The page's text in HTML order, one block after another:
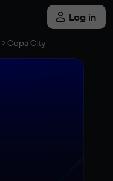
Log in
Copa City